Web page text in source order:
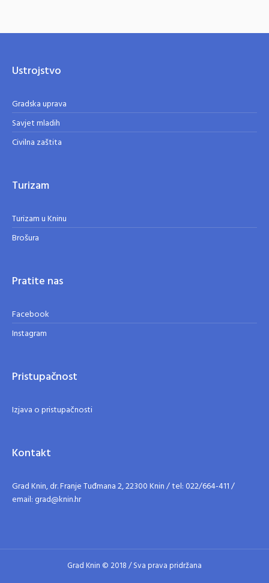
Ustrojstvo
Gradska uprava
Savjet mladih
Civilna zaštita
Turizam
Turizam u Kninu
Brošura
Pratite nas
Facebook
Instagram
Pristupačnost
Izjava o pristupačnosti
Kontakt
Grad Knin, dr. Franje Tuđmana 2, 22300 Knin / tel: 022/664-411 /
email: grad@knin.hr
Grad Knin © 2018 / Sva prava pridržana